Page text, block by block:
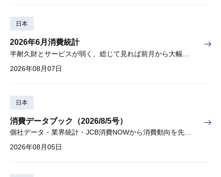
日本
2026年6月消費統計
2026年08月07日
日本
消費データブック（2026/8/5号）
個社データ・業界統計・JCB消費NOWから消費動向を先取り
2026年08月05日